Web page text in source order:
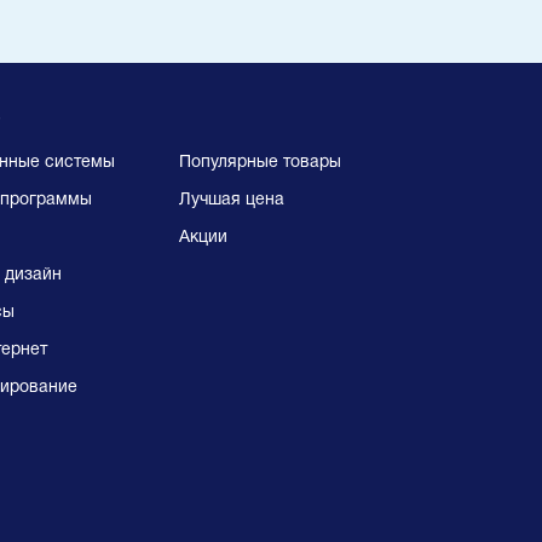
системы
дизайн
Популярные товары
Лучшая цена
Акции